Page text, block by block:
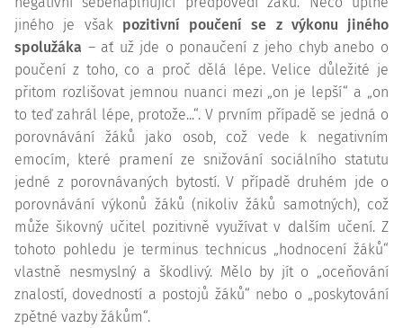
jiného je však pozitivní poučení se z výkonu jiného
spolužáka – ať už jde o ponaučení z jeho chyb anebo o
poučení z toho, co a proč dělá lépe. Velice důležité je
přitom rozlišovat jemnou nuanci mezi „on je lepší“ a „on
to teď zahrál lépe, protože...“. V prvním případě se jedná o
porovnávání žáků jako osob, což vede k negativním
emocím, které pramení ze snižování sociálního statutu
jedné z porovnávaných bytostí. V případě druhém jde o
porovnávání výkonů žáků (nikoliv žáků samotných), což
může šikovný učitel pozitivně využívat v dalším učení. Z
tohoto pohledu je terminus technicus „hodnocení žáků“
vlastně nesmyslný a škodlivý. Mělo by jít o „oceňování
znalostí, dovedností a postojů žáků“ nebo o „poskytování
zpětné vazby žákům“.